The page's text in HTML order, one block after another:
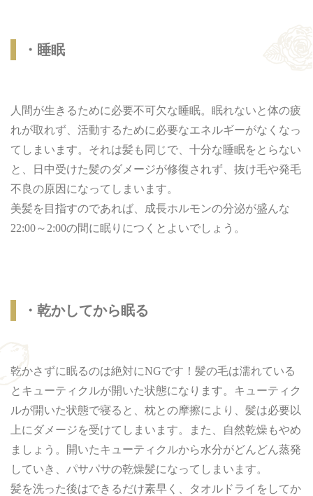
・睡眠
人間が生きるために必要不可欠な睡眠。眠れないと体の疲
れが取れず、活動するために必要なエネルギーがなくなっ
てしまいます。それは髪も同じで、十分な睡眠をとらない
と、日中受けた髪のダメージが修復されず、抜け毛や発毛
不良の原因になってしまいます。
美髪を目指すのであれば、成長ホルモンの分泌が盛んな
22:00～2:00の間に眠りにつくとよいでしょう。
・乾かしてから眠る
乾かさずに眠るのは絶対にNGです！髪の毛は濡れている
とキューティクルが開いた状態になります。キューティク
ルが開いた状態で寝ると、枕との摩擦により、髪は必要以
上にダメージを受けてしまいます。また、自然乾燥もやめ
ましょう。開いたキューティクルから水分がどんどん蒸発
していき、パサパサの乾燥髪になってしまいます。
髪を洗った後はできるだけ素早く、タオルドライをしてか